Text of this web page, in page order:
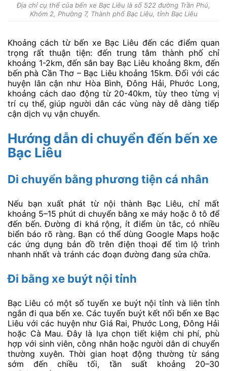
Địa chỉ cụ thể của bến xe Bạc Liêu là số 522 đường Trần Phú,
Khóm 2, Phường 7, Thành phố Bạc Liêu, tỉnh Bạc Liêu
Khoảng cách từ bến xe Bạc Liêu đến các điểm quan
trọng rất thuận tiện: đến trung tâm thành phố chỉ
khoảng 1-2km, đến sân bay Bạc Liêu khoảng 8km, đến
bến phà Cần Thơ – Bạc Liêu khoảng 15km. Đối với các
huyện lân cận như Hòa Bình, Đông Hải, Phước Long,
khoảng cách dao động từ 20-40km, tùy theo từng vị
trí cụ thể, giúp người dân các vùng này dễ dàng tiếp
cận dịch vụ vận chuyển.
Hướng dẫn di chuyển đến bến xe
Bạc Liêu
Di chuyển bằng phương tiện cá nhân
Nếu bạn xuất phát từ nội thành Bạc Liêu, chỉ mất
khoảng 5–15 phút di chuyển bằng xe máy hoặc ô tô để
đến bến. Đường đi khá rộng, ít điểm ùn tắc, có nhiều
biển báo rõ ràng. Bạn có thể dùng Google Maps hoặc
các ứng dụng bản đồ trên điện thoại để tìm lộ trình
nhanh nhất và tránh các đoạn đường đang sửa chữa.
Đi bằng xe buýt nội tỉnh
Bạc Liêu có một số tuyến xe buýt nội tỉnh và liên tỉnh
ngắn đi qua bến xe. Các tuyến buýt kết nối bến xe Bạc
Liêu với các huyện như Giá Rai, Phước Long, Đông Hải
hoặc Cà Mau. Đây là lựa chọn tiết kiệm chi phí, phù
hợp với sinh viên, công nhân hoặc người dân di chuyển
thường xuyên. Thời gian hoạt động thường từ sáng
sớm đến chiều tối, tần suất khoảng 20–30